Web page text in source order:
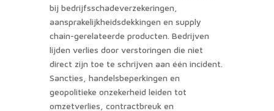
bij bedrijfsschadeverzekeringen,
aansprakelijkheidsdekkingen en supply
chain-gerelateerde producten. Bedrijven
lijden verlies door verstoringen die niet
direct zijn toe te schrijven aan één incident.
Sancties, handelsbeperkingen en
geopolitieke onzekerheid leiden tot
omzetverlies, contractbreuk en